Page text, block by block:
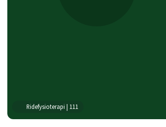
Ridefysioterapi | 111